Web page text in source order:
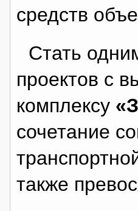
средств
Стать
проектов с
комплексу
сочетание
также